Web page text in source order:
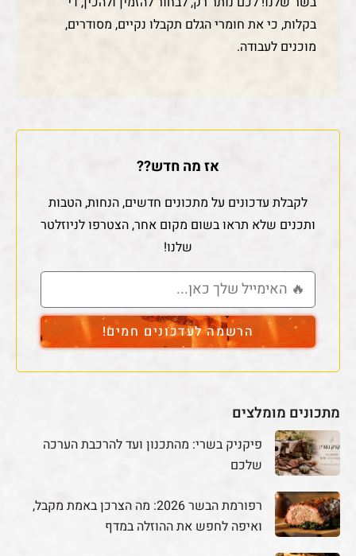
בקלות, כי את חומרי הגלם תקבלו נקיים, מסודרים,
מוכנים לעבודה.
אז מה חדש??
לקבלת עדכונים על מתכונים חדשים, הנחות, הטבות
ותכנים שלא תראו בשום מקום אחר, הצטרפו לניוזלטר
שלנו!
הרשמה לעדכונים חמים!
מתכונים מומלצים
פיקניק בשרי: מהתכנון ועד להרכבת הערכה
שלכם
רפורמת הבשר 2026: מה הצרכן באמת מקבל,
ואיפה לחפש את ההוזלה במדף